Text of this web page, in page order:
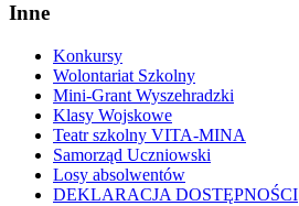
Inne
Konkursy
Wolontariat Szkolny
Mini-Grant Wyszehradzki
Klasy Wojskowe
Teatr szkolny VITA-MINA
Samorząd Uczniowski
Losy absolwentów
DEKLARACJA DOSTĘPNOŚCI